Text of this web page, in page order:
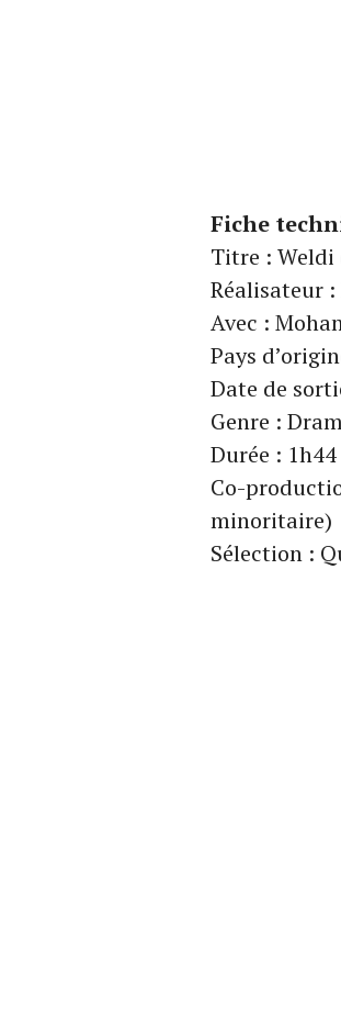
Fiche
Titre : Weldi
Réalisateur
Avec :
Pays
Date de
Genre :
Durée : 1h44
Co-
minoritaire)
Sélection :